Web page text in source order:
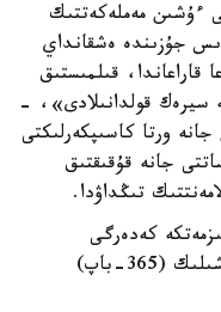
ءۇشىن مەملەكەتتىك
ءىس جۇزىندە ەشقانداي
قاراعاندا، قىلمىستىق
سيرەك قولدانىلادى»، -
ورتا كاسىپكەرلىكتى
جانە قۇقىقتىق
تىڭداۋدا.
كەدەرگى
جاساعانى ءۇشىن قىلمىستىق جاۋاپكەرشىلىك (365-باپ)